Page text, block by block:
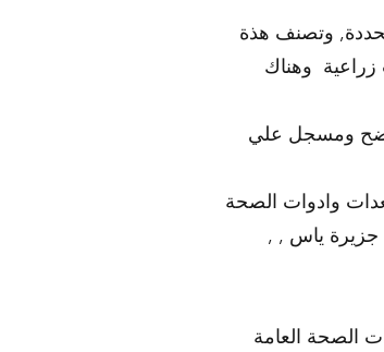
وتصنف هذة
زراعية وهناك
ومسجل علي
وادوات الصحة
جزيرة ياس , ,